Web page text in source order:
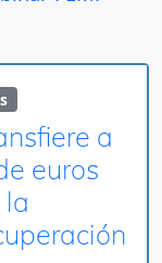
a
euros